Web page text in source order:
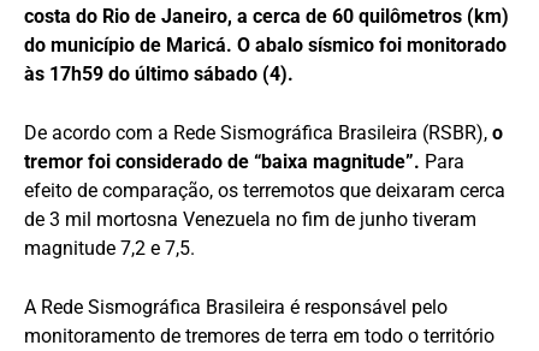
costa do Rio de Janeiro, a cerca de 60 quilômetros (km)
do município de Maricá. O abalo sísmico foi monitorado
às 17h59 do último sábado (4).
De acordo com a Rede Sismográfica Brasileira (RSBR), o
tremor foi considerado de “baixa magnitude”. Para
efeito de comparação, os terremotos que deixaram cerca
de 3 mil mortosna Venezuela no fim de junho tiveram
magnitude 7,2 e 7,5.
A Rede Sismográfica Brasileira é responsável pelo
monitoramento de tremores de terra em todo o território